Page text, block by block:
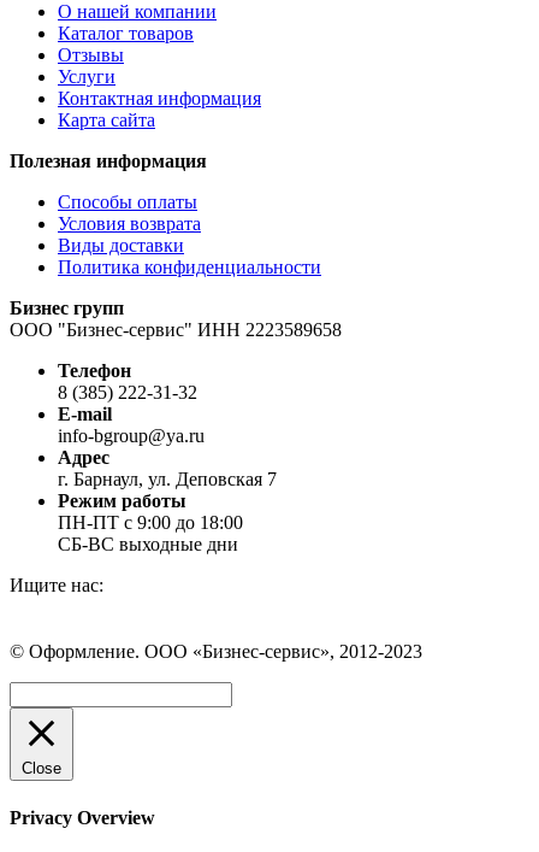
О нашей компании
Каталог товаров
Отзывы
Услуги
Контактная информация
Карта сайта
Полезная информация
Способы оплаты
Условия возврата
Виды доставки
Политика конфиденциальности
Бизнес групп
ООО "Бизнес-сервис" ИНН 2223589658
Телефон
8 (385) 222-31-32
E-mail
info-bgroup@ya.ru
Адрес
г. Барнаул, ул. Деповская 7
Режим работы
ПН-ПТ с 9:00 до 18:00
СБ-ВС выходные дни
Ищите нас:
Вконтакте
открывается
в
новом
окне
WhatsApp
открывается
в
новом
окне
Telegram
открывается
в
новом
окне
© Оформление. ООО «Бизнес-сервис», 2012-2023
Close
Privacy Overview